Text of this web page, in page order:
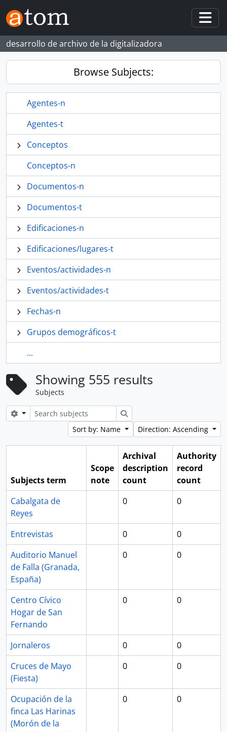
Skip to main content
desarrollo de archivo de la digitalizadora
Browse Subjects:
Agentes-n
Agentes-t
Conceptos
Conceptos-n
Documentos-n
Documentos-t
Edificaciones-n
Edificaciones/lugares-t
Eventos/actividades-n
Eventos/actividades-t
Fechas-n
Grupos demográficos-t
...
Showing 555 results
Subjects
Search options
Search
Sort by: Name
Direction: Ascending
Subjects term
Scope
note
Archival
description
count
Authority
record
count
Cabalgata de
Reyes
0 0
Entrevistas 0
0
Auditorio Manuel
de Falla (Granada,
España)
0 0
Centro Cívico
Hogar de San
Fernando
0 0
Jornaleros 0
0
Cruces de Mayo
(Fiesta)
0 0
Ocupación de la
finca Las Harinas
(Morón de la
0 0